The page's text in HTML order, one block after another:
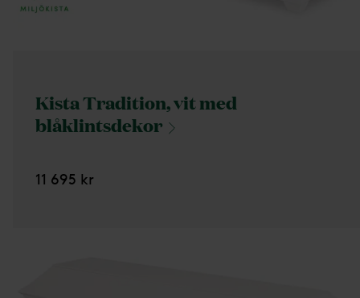
Kista Tradition, vit med
blåklintsdekor
11 695 kr